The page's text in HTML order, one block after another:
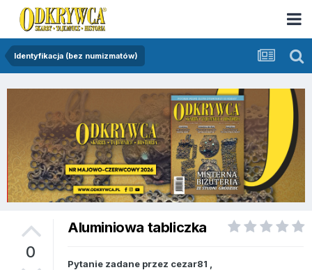
Identyfikacja (bez numizmatów)
0
Aluminiowa tabliczka
Pytanie zadane przez cezar81